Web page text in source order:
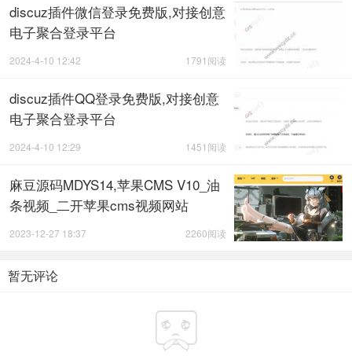
discuz插件微信登录免费版,对接创意
电子聚合登录平台
1791阅读
2024-4-10 12:42
discuz插件QQ登录免费版,对接创意
电子聚合登录平台
1451阅读
2024-4-10 12:29
麻豆源码MDYS14,苹果CMS V10_油
条视频_二开苹果cms视频网站
2260阅读
2023-12-27 18:37
暂无评论
